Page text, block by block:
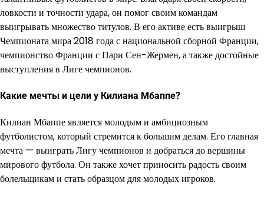
ловкости и точности удара, он помог своим командам
выигрывать множество титулов. В его активе есть выигрыш
Чемпионата мира 2018 года с национальной сборной Франции,
чемпионство Франции с Пари Сен-Жермен, а также достойные
выступления в Лиге чемпионов.
Какие мечты и цели у Килиана Мбаппе?
Килиан Мбаппе является молодым и амбициозным
футболистом, который стремится к большим делам. Его главная
мечта — выиграть Лигу чемпионов и добраться до вершины
мирового футбола. Он также хочет приносить радость своим
болельщикам и стать образцом для молодых игроков.